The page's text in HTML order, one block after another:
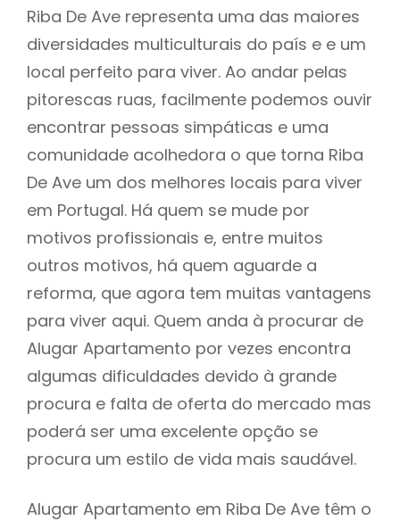
Riba De Ave representa uma das maiores
diversidades multiculturais do país e e um
local perfeito para viver. Ao andar pelas
pitorescas ruas, facilmente podemos ouvir
encontrar pessoas simpáticas e uma
comunidade acolhedora o que torna Riba
De Ave um dos melhores locais para viver
em Portugal. Há quem se mude por
motivos profissionais e, entre muitos
outros motivos, há quem aguarde a
reforma, que agora tem muitas vantagens
para viver aqui. Quem anda à procurar de
Alugar Apartamento por vezes encontra
algumas dificuldades devido à grande
procura e falta de oferta do mercado mas
poderá ser uma excelente opção se
procura um estilo de vida mais saudável.
Alugar Apartamento em Riba De Ave têm o